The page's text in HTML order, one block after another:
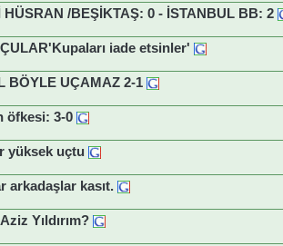
HÜSRAN /BEŞİKTAŞ: 0 - İSTANBUL BB: 2
iade etsinler'
BÖYLE UÇAMAZ 2-1
öfkesi: 3-0
yüksek uçtu
arkadaşlar kasıt.
Yıldırım?